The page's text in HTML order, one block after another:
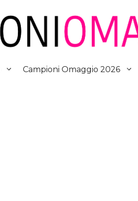
Campioni Omaggio 2026